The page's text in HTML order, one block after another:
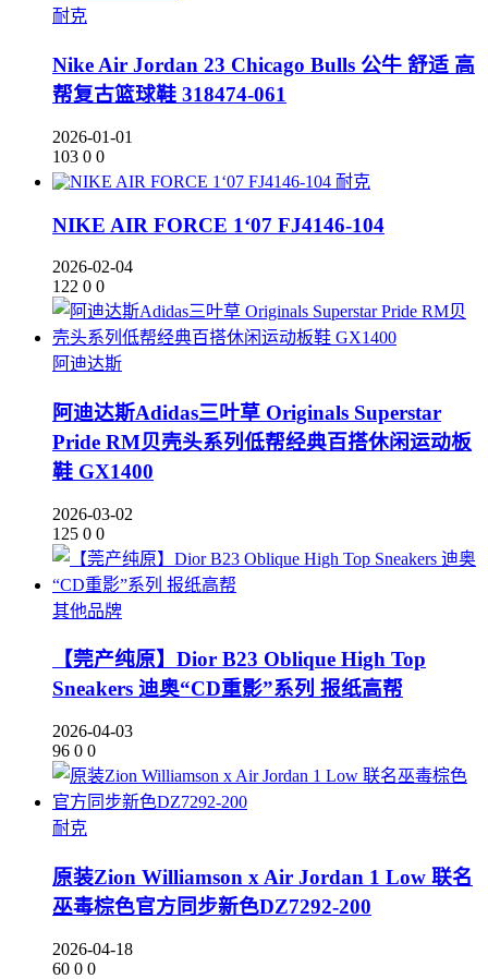
耐克
Nike Air Jordan 23 Chicago Bulls 公牛 舒适 高
帮复古篮球鞋 318474-061
2026-01-01
103 0 0
耐克
NIKE AIR FORCE 1‘07 FJ4146-104
2026-02-04
122 0 0
阿迪达斯
阿迪达斯Adidas三叶草 Originals Superstar
Pride RM贝壳头系列低帮经典百搭休闲运动板
鞋 GX1400
2026-03-02
125 0 0
其他品牌
【莞产纯原】Dior B23 Oblique High Top
Sneakers 迪奥“CD重影”系列 报纸高帮
2026-04-03
96 0 0
耐克
原装Zion Williamson x Air Jordan 1 Low 联名
巫毒棕色官方同步新色DZ7292-200
2026-04-18
60 0 0